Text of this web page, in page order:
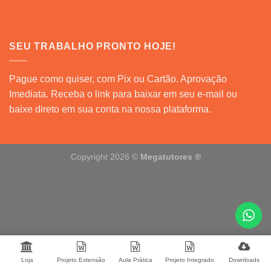
SEU TRABALHO PRONTO HOJE!
Pague como quiser, com Pix ou Cartão. Aprovação
Imediata. Receba o link para baixar em seu e-mail ou
baixe direto em sua conta na nossa plataforma.
Copyright 2026 © Megatutores ®️
Loja Projeto Extensão Aula Prática Projeto Integrado Downloads